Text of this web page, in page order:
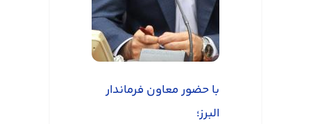
با حضور معاون فرماندار
البرز؛